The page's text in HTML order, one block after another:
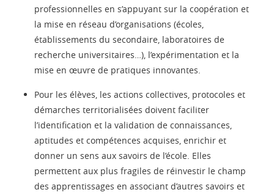
professionnelles en s’appuyant sur la coopération et
la mise en réseau d’organisations (écoles,
établissements du secondaire, laboratoires de
recherche universitaires…), l’expérimentation et la
mise en œuvre de pratiques innovantes.
Pour les élèves, les actions collectives, protocoles et
démarches territorialisées doivent faciliter
l’identification et la validation de connaissances,
aptitudes et compétences acquises, enrichir et
donner un sens aux savoirs de l’école. Elles
permettent aux plus fragiles de réinvestir le champ
des apprentissages en associant d’autres savoirs et